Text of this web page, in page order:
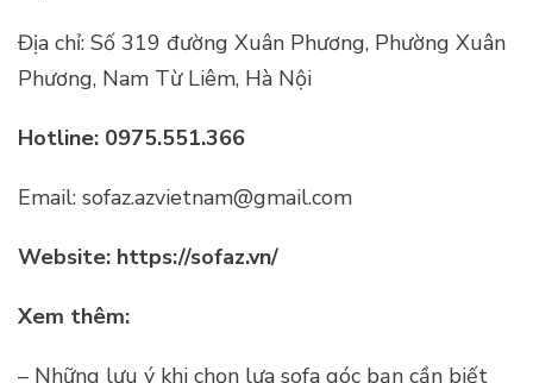
Địa chỉ: Số 319 đường Xuân Phương, Phường Xuân
Phương, Nam Từ Liêm, Hà Nội
Hotline: 0975.551.366
Email: sofaz.azvietnam@gmail.com
Website: https://sofaz.vn/
Xem thêm:
– Những lưu ý khi chọn lựa sofa góc bạn cần biết